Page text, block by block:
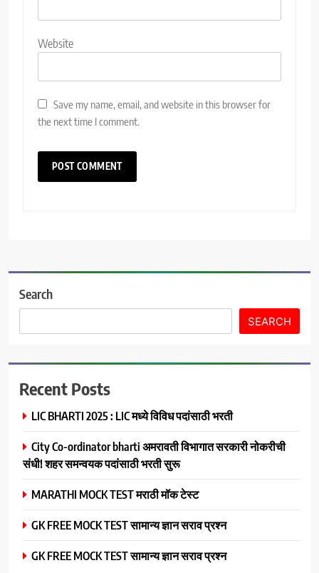
Website
Save my name, email, and website in this browser for
the next time I comment.
Search
SEARCH
Recent Posts
LIC BHARTI 2025 : LIC मध्ये विविध पदांसाठी भरती
City Co-ordinator bharti अमरावती विभागात सरकारी नोकरीची
संधी! शहर समन्वयक पदांसाठी भरती सुरू
MARATHI MOCK TEST मराठी मॉक टेस्ट
GK FREE MOCK TEST सामान्य ज्ञान सराव प्रश्न
GK FREE MOCK TEST सामान्य ज्ञान सराव प्रश्न